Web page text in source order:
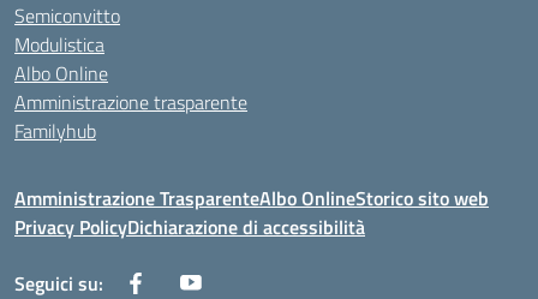
Semiconvitto
Modulistica
Albo Online
Amministrazione trasparente
Familyhub
Amministrazione TrasparenteAlbo OnlineStorico sito web
Privacy PolicyDichiarazione di accessibilità
Seguici su: